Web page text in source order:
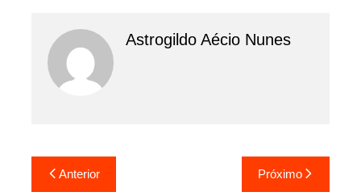
Astrogildo Aécio Nunes
Navegação
Anterior Próximo